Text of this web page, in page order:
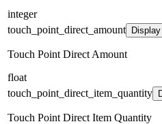
integer
touch_point_direct_amount
Touch Point Direct Amount
float
touch_point_direct_item_quantity
Touch Point Direct Item Quantity